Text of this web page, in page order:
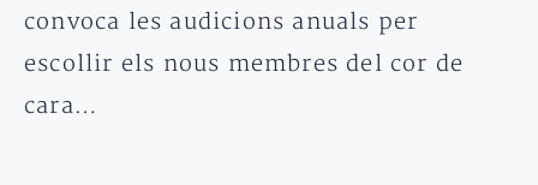
convoca les audicions anuals per
escollir els nous membres del cor de
cara…